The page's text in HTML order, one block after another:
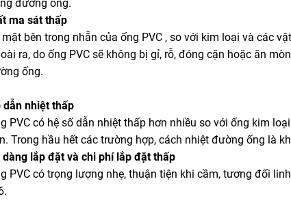
đường ống.
ma sát thấp
mặt bên trong nhẵn của ống PVC , so với kim loại và các
ra, do ống PVC sẽ không bị gỉ, rỗ, đóng cặn hoặc ăn
ống.
dẫn nhiệt thấp
PVC có hệ số dẫn nhiệt thấp hơn nhiều so với ống kim
Trong hầu hết các trường hợp, cách nhiệt đường ống là
dàng lắp đặt và chi phí lắp đặt thấp
PVC có trọng lượng nhẹ, thuận tiện khi cầm, tương đối